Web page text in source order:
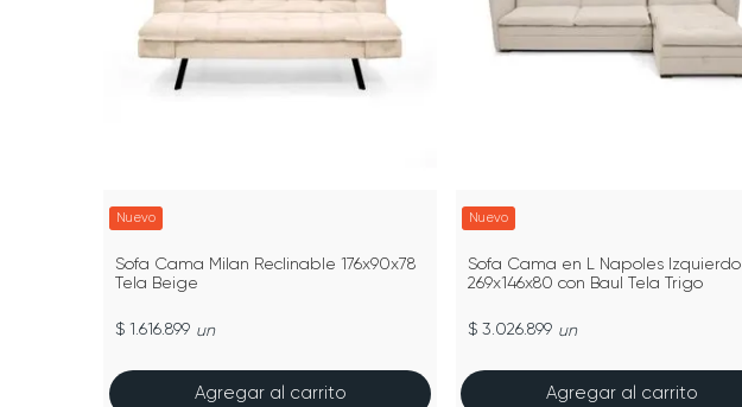
Nuevo
Sofa Cama Milan Reclinable 176x90x78
Tela Beige
$ 1.616.899 un
Agregar al carrito
Nuevo
Sofa Cama en L Napoles Izquierdo
269x146x80 con Baul Tela Trigo
$ 3.026.899 un
Agregar al carrito